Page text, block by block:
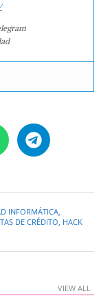
INFORMÁTICA,
DE CRÉDITO, HACK
VIEW ALL